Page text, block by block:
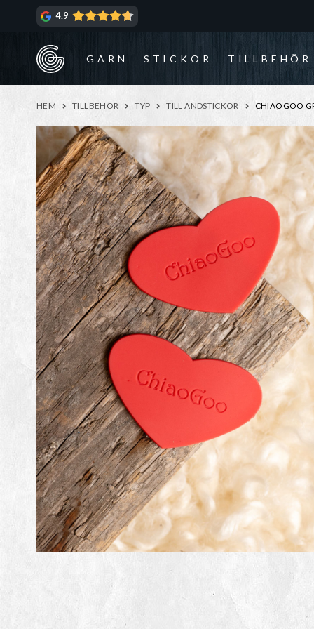
4.9
GARN STICKOR TILLBEHÖR
HEM TILLBEHÖR TYP TILL ÄNDSTICKOR CHIAOGOO